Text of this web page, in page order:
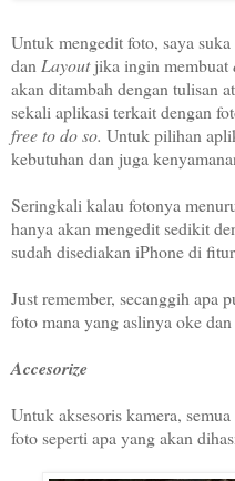
Untuk mengedit foto, saya
danLayoutjika ingin membuat
akan ditambah dengan tulisan
sekali aplikasi terkait dengan
free to do so. Untuk pilihan
kebutuhan dan juga
Seringkali kalau fotonya
hanya akan mengedit sedikit
sudah disediakan iPhone di fitur
Just remember, secanggih apa
foto mana yang aslinya oke
Accesorize
Untuk aksesoris kamera,
foto seperti apa yang akan